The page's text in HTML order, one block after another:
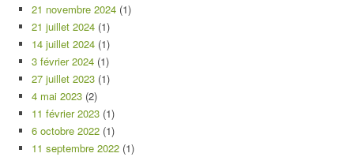
21 novembre 2024 (1)
21 juillet 2024 (1)
14 juillet 2024 (1)
3 février 2024 (1)
27 juillet 2023 (1)
4 mai 2023 (2)
11 février 2023 (1)
6 octobre 2022 (1)
11 septembre 2022 (1)